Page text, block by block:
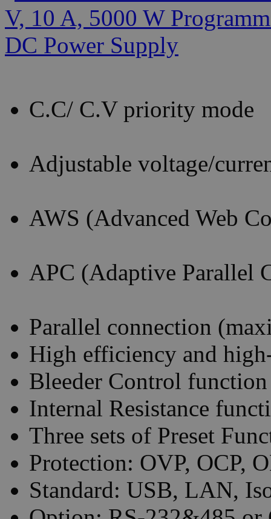
C.C/ C.V priority mode
Adjustable voltage/
AWS (Advanced Web
APC (Adaptive Parallel
Parallel connection
High efficiency and
Bleeder Control function
Internal Resistance
Three sets of Preset
Protection: OVP, OCP,
Standard: USB, LAN,